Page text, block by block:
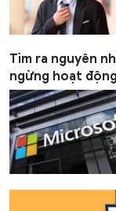
Tìm ra nguyên
ngừng hoạt động